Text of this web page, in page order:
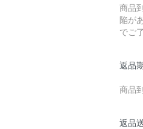
商品
陥が
でご
返品
商品
返品